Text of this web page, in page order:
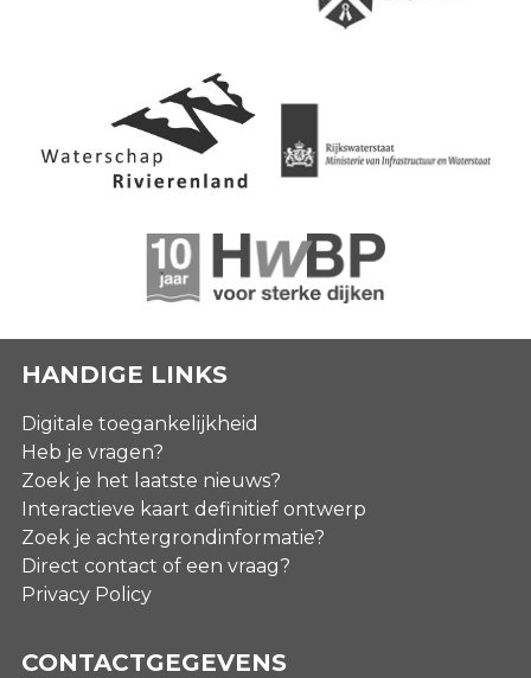
HANDIGE LINKS
Digitale toegankelijkheid
Heb je vragen?
Zoek je het laatste nieuws?
Interactieve kaart definitief ontwerp
Zoek je achtergrondinformatie?
Direct contact of een vraag?
Privacy Policy
CONTACTGEGEVENS